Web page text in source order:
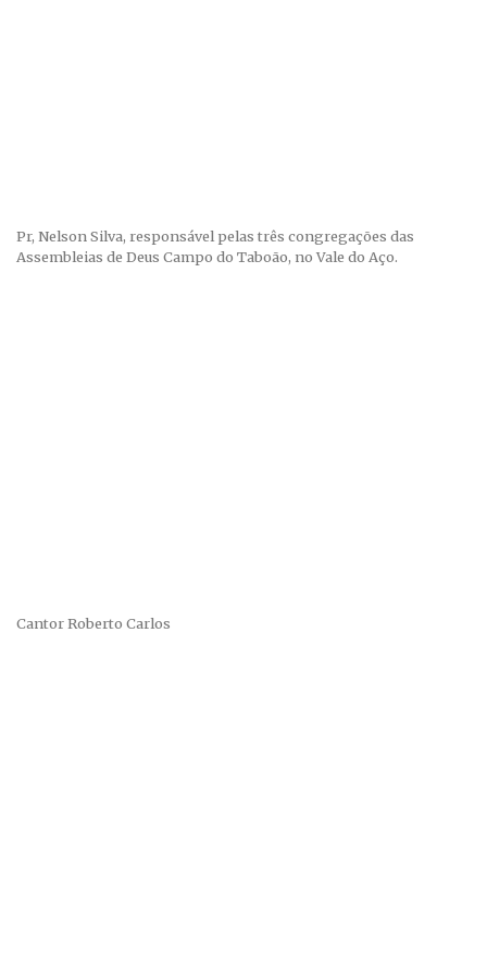
Pr, Nelson Silva, responsável pelas três congregações das
Assembleias de Deus Campo do Taboão, no Vale do Aço.
Cantor Roberto Carlos